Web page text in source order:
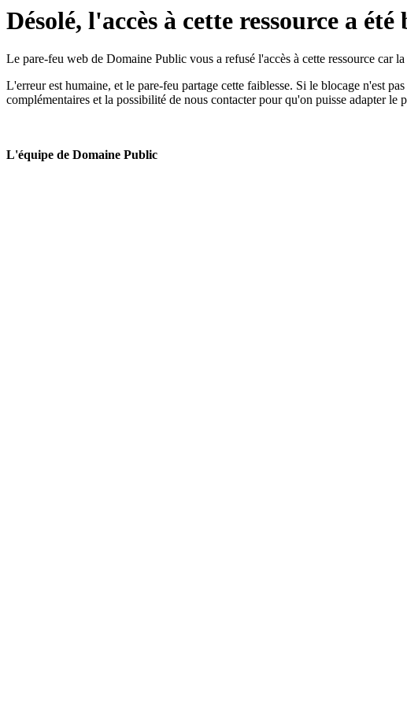
Désolé, l'accès à cette ressource a été
Le pare-feu web de Domaine Public vous a refusé l'accès à cette ressource car
L'erreur est humaine, et le pare-feu partage cette faiblesse. Si le blocage n'est
complémentaires et la possibilité de nous contacter pour qu'on puisse adapter le
L'équipe de Domaine Public